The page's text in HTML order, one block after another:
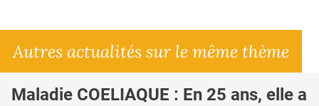
Autres actualités sur le même thème
Maladie COELIAQUE : En 25 ans, elle a